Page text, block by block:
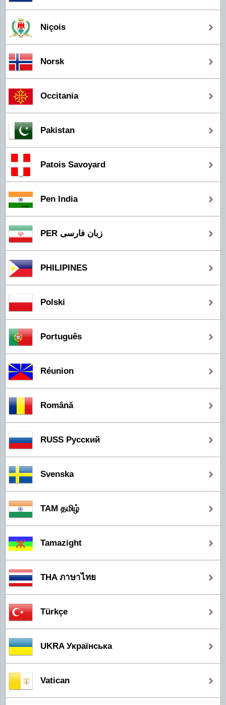
Niçois
Norsk
Occitania
Pakistan
Patois Savoyard
Pen India
PER زبان فارسی
PHILIPINES
Polski
Português
Réunion
Română
RUSS Русский
Svenska
TAM தமிழ்
Tamazight
THA ภาษาไทย
Türkçe
UKRA Українська
Vatican